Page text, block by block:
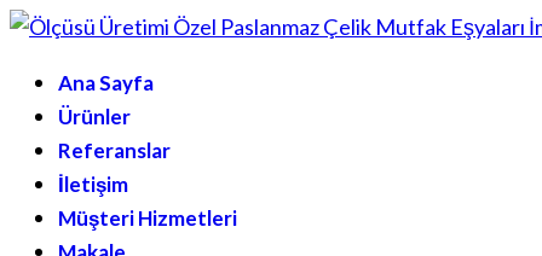
Ana Sayfa
Ürünler
Referanslar
İletişim
Müşteri Hizmetleri